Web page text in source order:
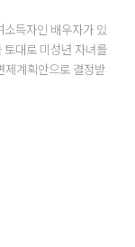
득자인 배우자가 있
토대로 미성년 자녀를
계획안으로 결정받